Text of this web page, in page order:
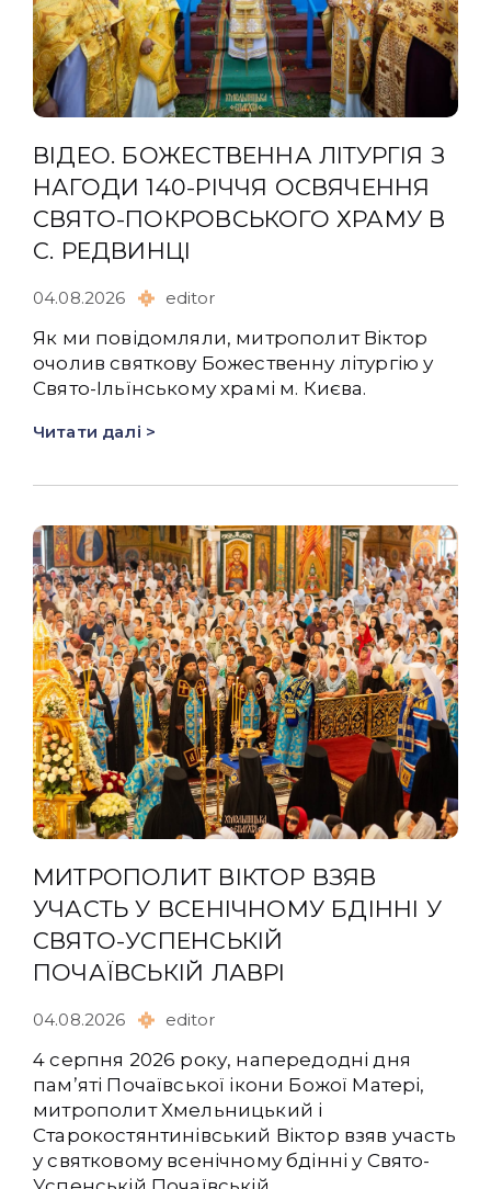
ВІДЕО. БОЖЕСТВЕННА ЛІТУРГІЯ З
НАГОДИ 140-РІЧЧЯ ОСВЯЧЕННЯ
СВЯТО-ПОКРОВСЬКОГО ХРАМУ В
С. РЕДВИНЦІ
04.08.2026 editor
Як ми повідомляли, митрополит Віктор
очолив святкову Божественну літургію у
Свято-Ільїнському храмі м. Києва.
Читати далі >
МИТРОПОЛИТ ВІКТОР ВЗЯВ
УЧАСТЬ У ВСЕНІЧНОМУ БДІННІ У
СВЯТО-УСПЕНСЬКІЙ
ПОЧАЇВСЬКІЙ ЛАВРІ
04.08.2026 editor
4 серпня 2026 року, напередодні дня
памʼяті Почаївської ікони Божої Матері,
митрополит Хмельницький і
Старокостянтинівський Віктор взяв участь
у святковому всенічному бдінні у Свято-